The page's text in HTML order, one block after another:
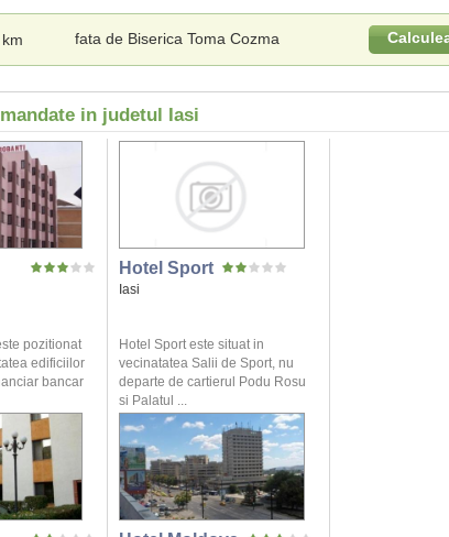
km fata de Biserica Toma Cozma
in judetul Iasi
pozitionat
edificiilor
bancar
Hotel Sport
Iasi
Hotel Sport este situat in
vecinatatea Salii de Sport, nu
departe de cartierul Podu Rosu
si Palatul ...